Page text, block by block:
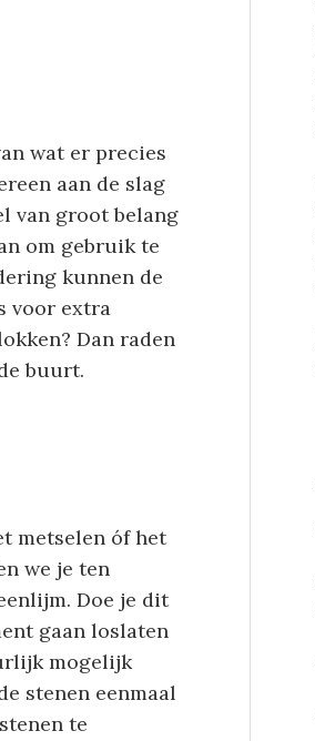
wat er precies
aan de slag
van groot belang
om gebruik te
kunnen de
voor extra
Dan raden
buurt.
metselen óf het
we je ten
Doe je dit
gaan loslaten
mogelijk
stenen eenmaal
te